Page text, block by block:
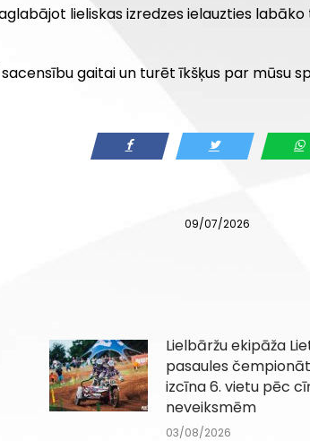
lieliskas izredzes ielauzties
gaitai un turēt īkšķus par mūsu
09/07/2026
Lielbāržu ekipāža
pasaules
izcīna 6. vietu pēc
neveiksmēm
03/08/2026